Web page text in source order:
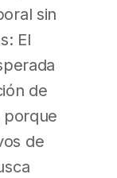
sin
El
de
porque
de